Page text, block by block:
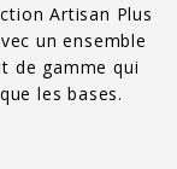
Artisan Plus
un ensemble
de gamme qui
les bases.